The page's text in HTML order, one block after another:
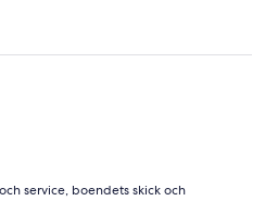
service, boendets skick och